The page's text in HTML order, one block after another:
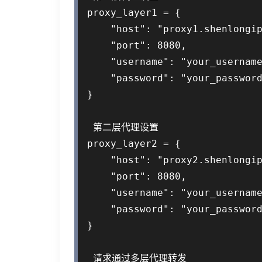
proxy_layer1 = {
"host":
    "port": 8080,
"username":
"password":
}
第二层代理设置
proxy_layer2 = {
"host":
    "port": 8080,
"username":
"password":
}
请求通过多层代理转发